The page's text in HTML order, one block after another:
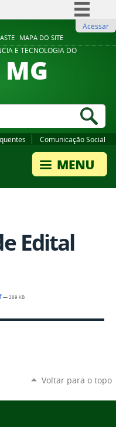
MAPA DO SITE
Comunica BR
Participe
Legislação
Acessar
E TECNOLOGIA DO
MG
Comunicação Social
Edital
— 289 KB
Voltar para o topo